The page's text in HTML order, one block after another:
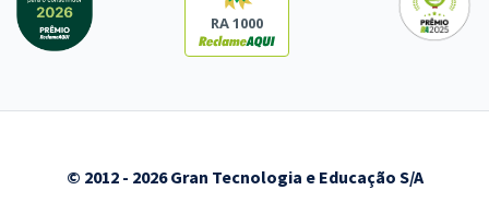
RA 1000
© 2012 - 2026 Gran Tecnologia e Educação S/A